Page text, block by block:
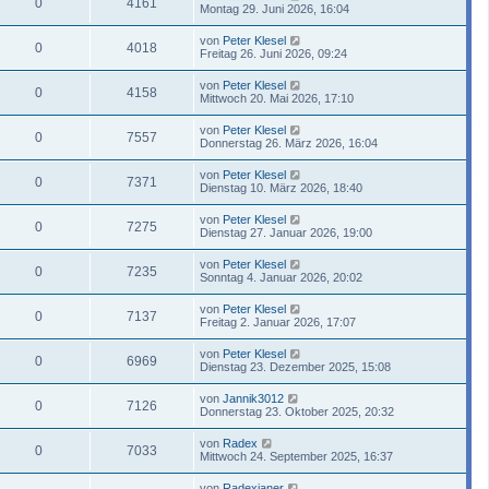
0 4161
Montag 29. Juni 2026, 16:04
0 4018 von Peter Klesel
Freitag 26. Juni 2026, 09:24
0 4158 von Peter Klesel
Mittwoch 20. Mai 2026, 17:10
0 7557 von Peter Klesel
Donnerstag 26. März 2026, 16:04
0 7371 von Peter Klesel
Dienstag 10. März 2026, 18:40
0 7275 von Peter Klesel
Dienstag 27. Januar 2026, 19:00
0 7235 von Peter Klesel
Sonntag 4. Januar 2026, 20:02
0 7137 von Peter Klesel
Freitag 2. Januar 2026, 17:07
0 6969 von Peter Klesel
Dienstag 23. Dezember 2025, 15:08
0 7126 von Jannik3012
Donnerstag 23. Oktober 2025, 20:32
0 7033 von Radex
Mittwoch 24. September 2025, 16:37